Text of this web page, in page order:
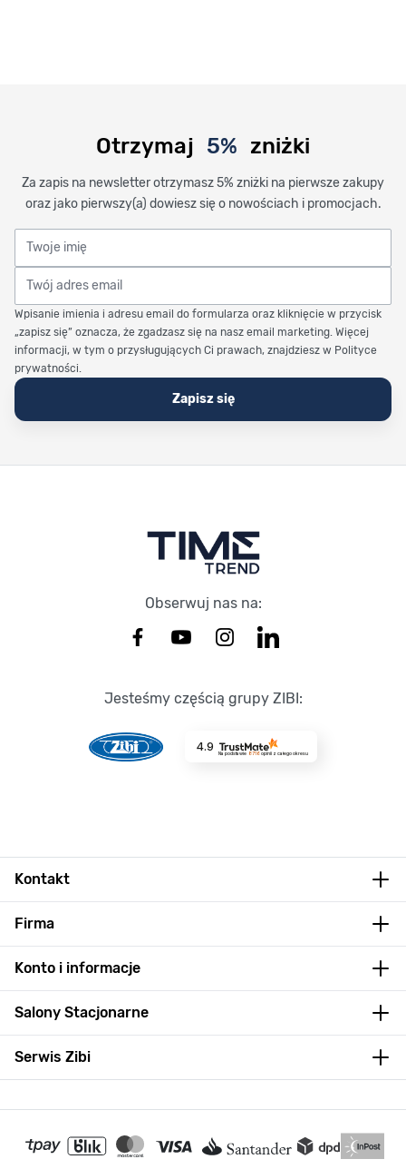
Otrzymaj 5% zniżki
Za zapis na newsletter otrzymasz 5% zniżki na pierwsze zakupy
oraz jako pierwszy(a) dowiesz się o nowościach i promocjach.
Twoje imię
Twój adres email
Wpisanie imienia i adresu email do formularza oraz kliknięcie w przycisk
„zapisz się” oznacza, że zgadzasz się na nasz email marketing. Więcej
informacji, w tym o przysługujących Ci prawach, znajdziesz w Polityce
prywatności.
Zapisz się
Obserwuj nas na:
Jesteśmy częścią grupy ZIBI:
4.9
Na podstawie 8716opinii z całego okresu
Kontakt
Firma
Konto i informacje
Salony Stacjonarne
Serwis Zibi